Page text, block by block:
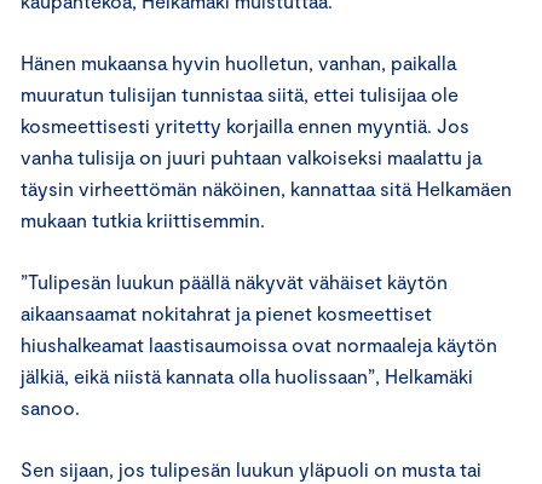
Hänen mukaansa hyvin huolletun, vanhan, paikalla
muuratun tulisijan tunnistaa siitä, ettei tulisijaa ole
kosmeettisesti yritetty korjailla ennen myyntiä. Jos
vanha tulisija on juuri puhtaan valkoiseksi maalattu ja
täysin virheettömän näköinen, kannattaa sitä Helkamäen
mukaan tutkia kriittisemmin.
”Tulipesän luukun päällä näkyvät vähäiset käytön
aikaansaamat nokitahrat ja pienet kosmeettiset
hiushalkeamat laastisaumoissa ovat normaaleja käytön
jälkiä, eikä niistä kannata olla huolissaan”, Helkamäki
sanoo.
Sen sijaan, jos tulipesän luukun yläpuoli on musta tai